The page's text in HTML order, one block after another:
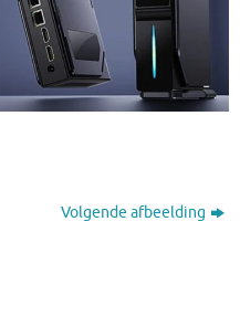
Volgende afbeelding